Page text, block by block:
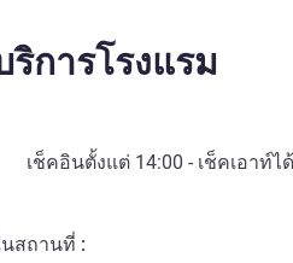
ริการโรงแรม
เช็คอินตั้งแต่ 14:00 - เช็คเอาท์ไ
สถานที่